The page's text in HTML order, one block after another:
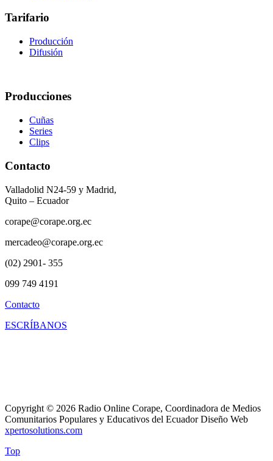
Tarifario
Producción
Difusión
Producciones
Cuñas
Series
Clips
Contacto
Valladolid N24-59 y Madrid,
Quito – Ecuador
corape@corape.org.ec
mercadeo@corape.org.ec
(02) 2901- 355
099 749 4191
Contacto
ESCRÍBANOS
Copyright © 2026 Radio Online Corape, Coordinadora de Medios
Comunitarios Populares y Educativos del Ecuador Diseño Web
xpertosolutions.com
Top